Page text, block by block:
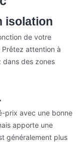
isolation
de votre
Prêtez attention à
dans des zones
prix avec une bonne
apporte une
généralement plus